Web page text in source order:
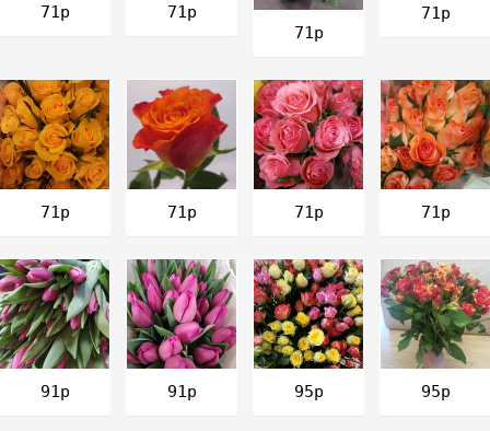
71р
71р
71р
71р
71р 71р 71р 71р
91р 91р 95р 95р